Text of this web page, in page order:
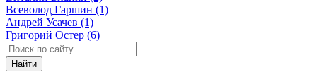
Всеволод Гаршин (1)
Андрей Усачев (1)
Григорий Остер (6)
Найти